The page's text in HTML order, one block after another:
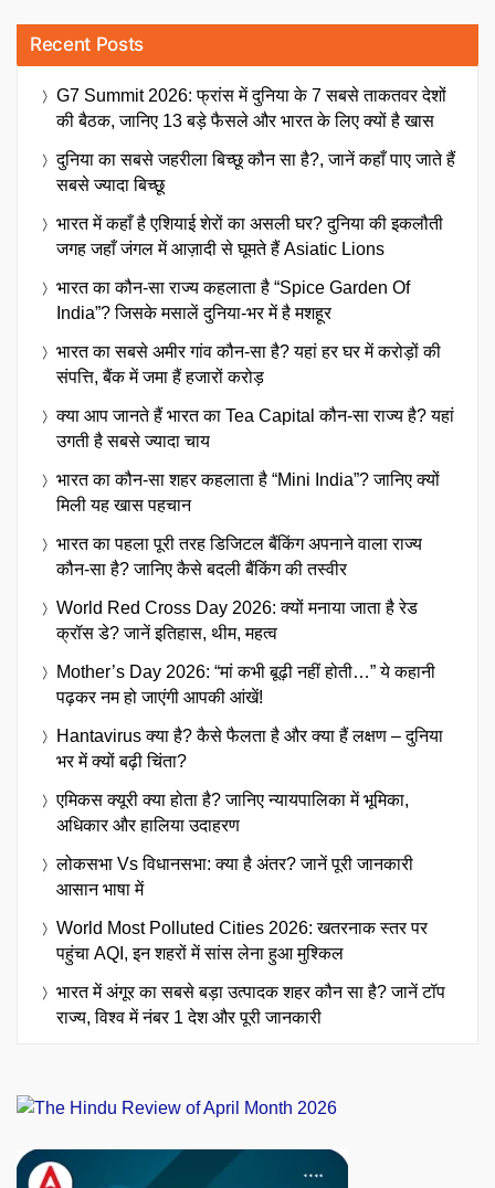
Recent Posts
G7 Summit 2026: फ्रांस में दुनिया के 7 सबसे ताकतवर देशों
की बैठक, जानिए 13 बड़े फैसले और भारत के लिए क्यों है खास
दुनिया का सबसे जहरीला बिच्छू कौन सा है?, जानें कहाँ पाए जाते हैं
सबसे ज्यादा बिच्छू
भारत में कहाँ है एशियाई शेरों का असली घर? दुनिया की इकलौती
जगह जहाँ जंगल में आज़ादी से घूमते हैं Asiatic Lions
भारत का कौन-सा राज्य कहलाता है “Spice Garden Of
India”? जिसके मसालें दुनिया-भर में है मशहूर
भारत का सबसे अमीर गांव कौन-सा है? यहां हर घर में करोड़ों की
संपत्ति, बैंक में जमा हैं हजारों करोड़
क्या आप जानते हैं भारत का Tea Capital कौन-सा राज्य है? यहां
उगती है सबसे ज्यादा चाय
भारत का कौन-सा शहर कहलाता है “Mini India”? जानिए क्यों
मिली यह खास पहचान
भारत का पहला पूरी तरह डिजिटल बैंकिंग अपनाने वाला राज्य
कौन-सा है? जानिए कैसे बदली बैंकिंग की तस्वीर
World Red Cross Day 2026: क्यों मनाया जाता है रेड
क्रॉस डे? जानें इतिहास, थीम, महत्व
Mother’s Day 2026: “मां कभी बूढ़ी नहीं होती…” ये कहानी
पढ़कर नम हो जाएंगी आपकी आंखें!
Hantavirus क्या है? कैसे फैलता है और क्या हैं लक्षण – दुनिया
भर में क्यों बढ़ी चिंता?
एमिकस क्यूरी क्या होता है? जानिए न्यायपालिका में भूमिका,
अधिकार और हालिया उदाहरण
लोकसभा Vs विधानसभा: क्या है अंतर? जानें पूरी जानकारी
आसान भाषा में
World Most Polluted Cities 2026: खतरनाक स्तर पर
पहुंचा AQI, इन शहरों में सांस लेना हुआ मुश्किल
भारत में अंगूर का सबसे बड़ा उत्पादक शहर कौन सा है? जानें टॉप
राज्य, विश्व में नंबर 1 देश और पूरी जानकारी